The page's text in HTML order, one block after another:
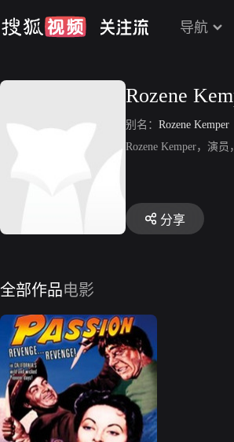
导航
Rozene
别名： Rozene Kemper
Rozene Kemper，演
分享
全部作品电影